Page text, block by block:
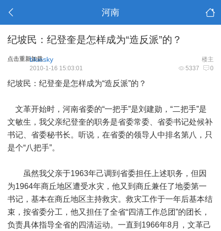
河南
纪坡民：纪登奎是怎样成为“造反派”的？
点击重新加载 楼主
bluesky
5337 0
2010-1-16 15:03:01
纪坡民：纪登奎是怎样成为“造反派”的？
文革开始时，河南省委的“一把手”是刘建勋，“二把手”是
文敏生，我父亲纪登奎的职务是省委常委、省委书记处候补
书记、省委秘书长。听说，在省委的领导人中排名第八，只
是个“八把手”。
虽然我父亲于1963年己调到省委担任上述职务，但因
为1964年商丘地区遭受水灾，他又到商丘兼任了地委第一
书记，基本在商丘地区主持救灾。救灾工作于一年后基本结
束，按省委分工，他又担任了全省“四清工作总团”的团长，
负责具体指导全省的四清运动。一直到1966年8月，文革己